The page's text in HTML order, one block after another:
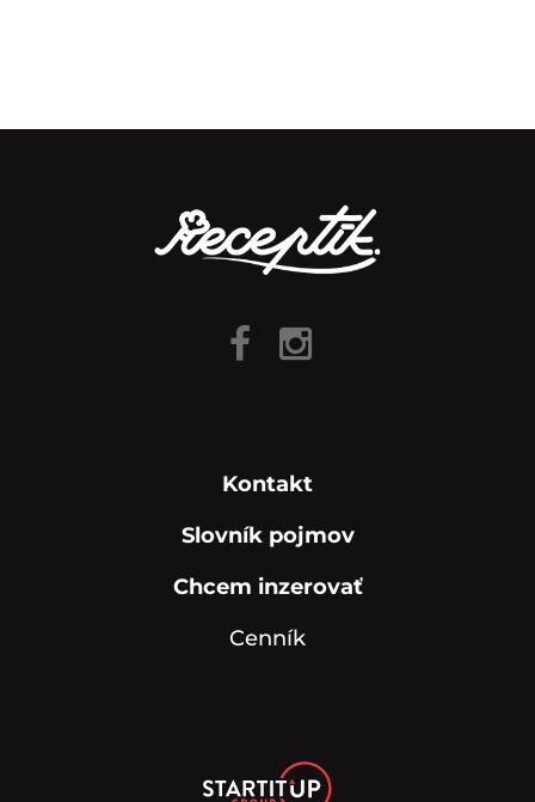
Kontakt
Slovník pojmov
Chcem inzerovať
Cenník